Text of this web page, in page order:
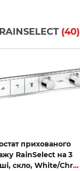
(40)
прихованого
RainSelect на 3
клавіші, скло, White/Chrome (15356400)